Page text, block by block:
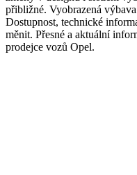
přibližné. Vyobrazená
Dostupnost, technické
měnit. Přesné a aktuální
prodejce vozů Opel.